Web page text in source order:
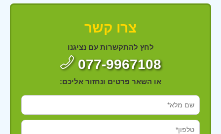
צרו קשר
לחץ להתקשרות עם נציגנו
077-9967108
או השאר פרטים ונחזור אליכם: